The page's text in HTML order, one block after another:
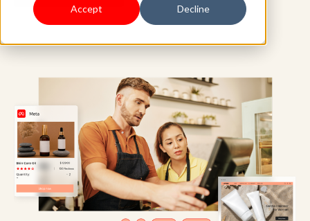
Accept Decline